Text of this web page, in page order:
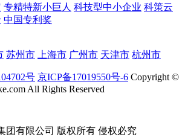
专精特新小巨人 科技型中小企业 科策云
中国专利奖
苏州市 上海市 广州市 天津市 杭州市
号 京ICP备17019550号-6 Copyright ©
All Rights Reserved
团有限公司 版权所有 侵权必究